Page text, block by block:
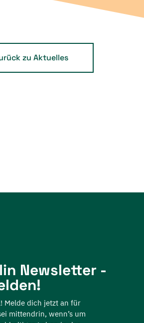
zu Aktuelles
Newsletter -
Melde dich jetzt an für
mittendrin, wenn’s um